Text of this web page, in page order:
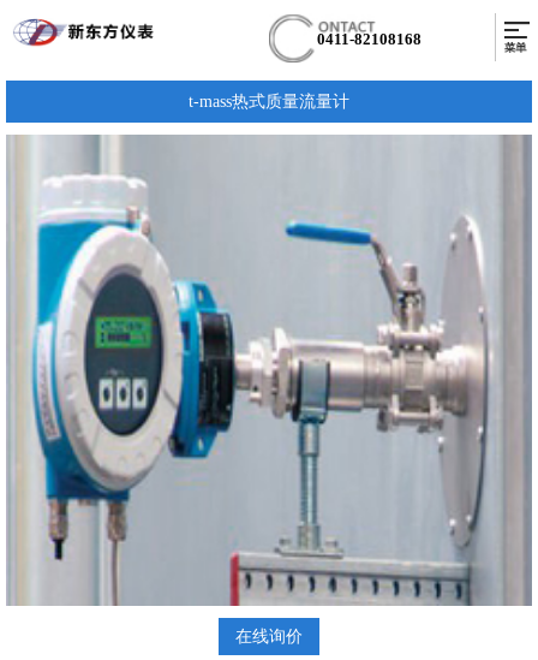
0411-82108168
t-mass热式质量流量计
在线询价